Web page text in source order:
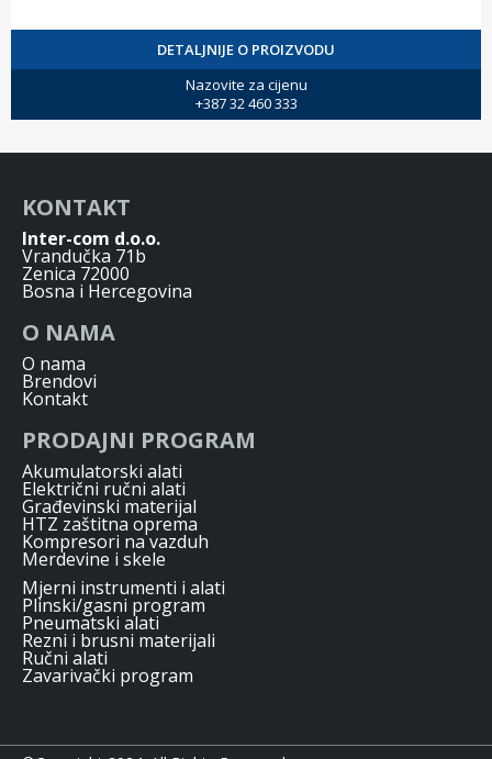
DETALJNIJE O PROIZVODU
Nazovite za cijenu
+387 32 460 333
KONTAKT
Inter-com d.o.o.
Vrandučka 71b
Zenica 72000
Bosna i Hercegovina
O NAMA
O nama
Brendovi
Kontakt
PRODAJNI PROGRAM
Akumulatorski alati
Električni ručni alati
Građevinski materijal
HTZ zaštitna oprema
Kompresori na vazduh
Merdevine i skele
Mjerni instrumenti i alati
Plinski/gasni program
Pneumatski alati
Rezni i brusni materijali
Ručni alati
Zavarivački program